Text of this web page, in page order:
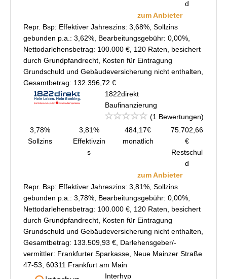
d
zum Anbieter
Repr. Bsp: Effektiver Jahreszins: 3,68%, Sollzins
gebunden p.a.: 3,62%, Bearbeitungsgebühr: 0,00%,
Nettodarlehensbetrag: 100.000 €, 120 Raten, besichert
durch Grundpfandrecht, Kosten für Eintragung
Grundschuld und Gebäudeversicherung nicht enthalten,
Gesamtbetrag: 132.396,72 €
1822direkt
Baufinanzierung
(1 Bewertungen)
3,78%
Sollzins
3,81%
Effektivzin
s
484,17€
monatlich
75.702,66
€
Restschul
d
zum Anbieter
Repr. Bsp: Effektiver Jahreszins: 3,81%, Sollzins
gebunden p.a.: 3,78%, Bearbeitungsgebühr: 0,00%,
Nettodarlehensbetrag: 100.000 €, 120 Raten, besichert
durch Grundpfandrecht, Kosten für Eintragung
Grundschuld und Gebäudeversicherung nicht enthalten,
Gesamtbetrag: 133.509,93 €, Darlehensgeber/-
vermittler: Frankfurter Sparkasse, Neue Mainzer Straße
47-53, 60311 Frankfurt am Main
Interhyp